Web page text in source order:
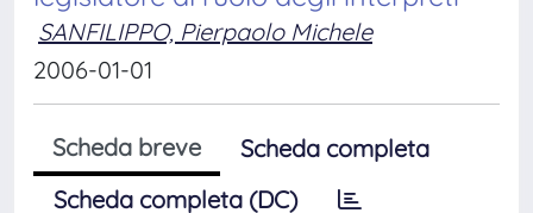
SANFILIPPO, Pierpaolo Michele
2006-01-01
Scheda breve
Scheda completa
Scheda completa (DC)